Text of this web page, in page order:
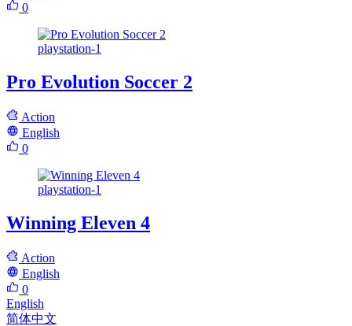
0
playstation-1
Pro Evolution Soccer 2
Action
English
0
playstation-1
Winning Eleven 4
Action
English
0
English
简体中文